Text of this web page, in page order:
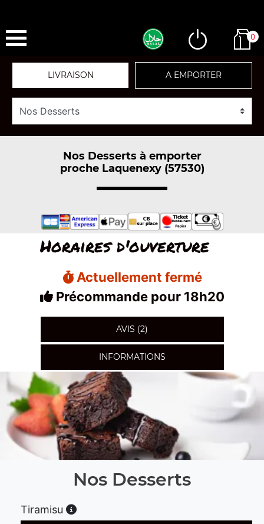
0
LIVRAISON A EMPORTER
Nos Desserts à emporter
proche Laquenexy (57530)
Horaires d'ouverture
Actuellement fermé
Précommande pour 18h20
AVIS (2)
INFORMATIONS
Nos Desserts
Tiramisu